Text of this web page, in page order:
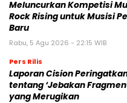
Meluncurkan Kompetisi
Rock Rising untuk Musisi
Baru
Rabu, 5 Agu 2026 - 22:15 WIB
Pers Rilis
Laporan Cision
tentang ‘Jebakan
yang Merugikan